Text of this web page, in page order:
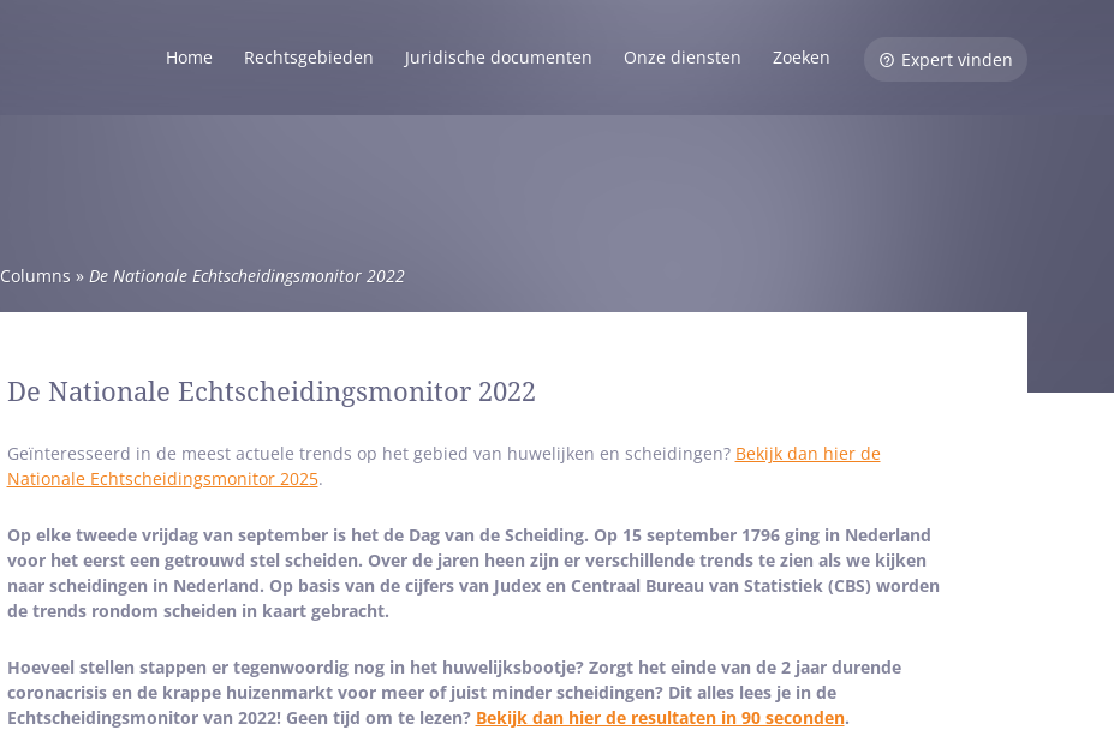
Home Rechtsgebieden Juridische documenten Onze diensten Zoeken Expert vinden
Columns » De Nationale Echtscheidingsmonitor 2022
De Nationale Echtscheidingsmonitor 2022
Geïnteresseerd in de meest actuele trends op het gebied van huwelijken en scheidingen? Bekijk dan hier de
Nationale Echtscheidingsmonitor 2025.
Op elke tweede vrijdag van september is het de Dag van de Scheiding. Op 15 september 1796 ging in Nederland
voor het eerst een getrouwd stel scheiden. Over de jaren heen zijn er verschillende trends te zien als we kijken
naar scheidingen in Nederland. Op basis van de cijfers van Judex en Centraal Bureau van Statistiek (CBS) worden
de trends rondom scheiden in kaart gebracht.
Hoeveel stellen stappen er tegenwoordig nog in het huwelijksbootje? Zorgt het einde van de 2 jaar durende
coronacrisis en de krappe huizenmarkt voor meer of juist minder scheidingen? Dit alles lees je in de
Echtscheidingsmonitor van 2022! Geen tijd om te lezen? Bekijk dan hier de resultaten in 90 seconden.